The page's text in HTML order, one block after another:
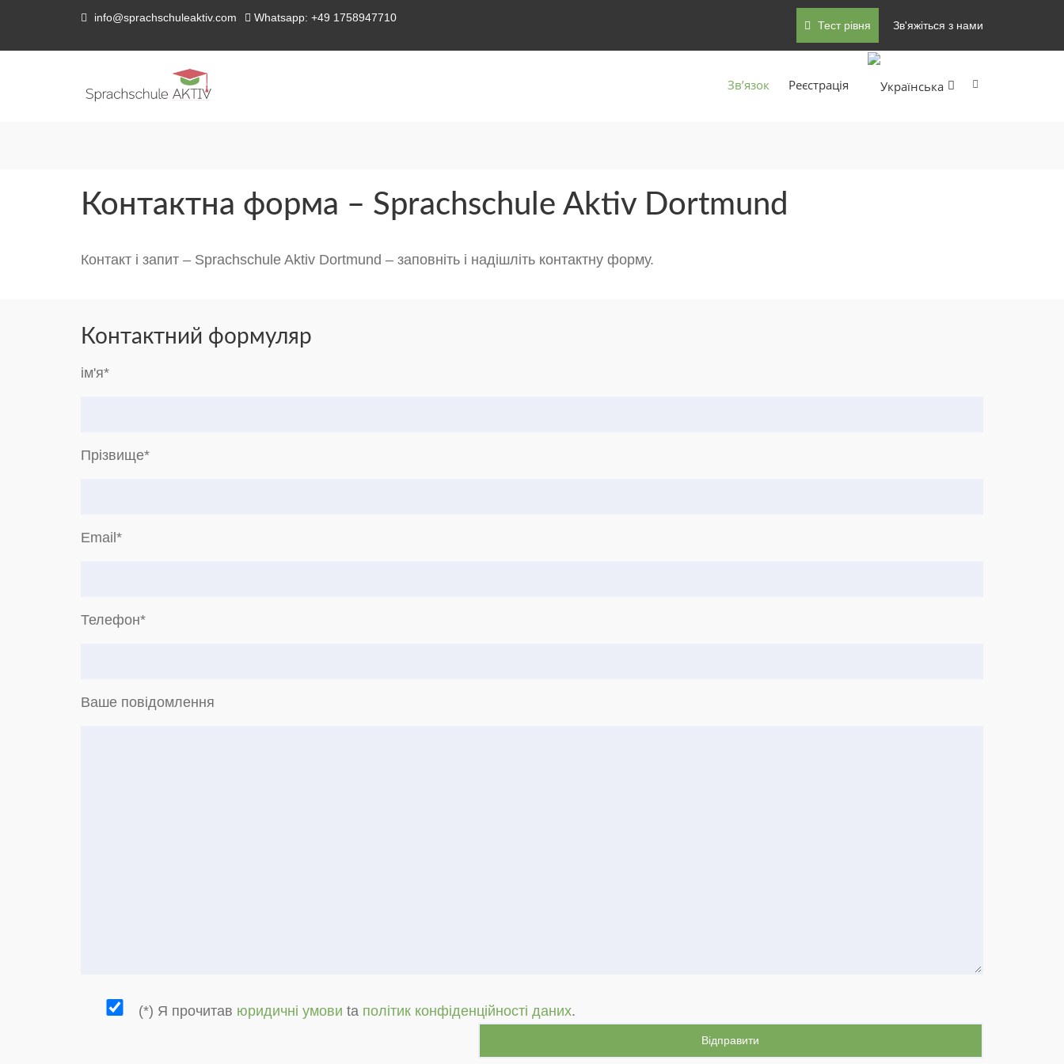
info@sprachschuleaktiv.com Whatsapp: +49 1758947710
Тест рівня Зв'яжіться з нами
Зв’язок Pеєстрація
Контактна форма – Sprachschule Aktiv Dortmund
Контакт і запит – Sprachschule Aktiv Dortmund – заповніть і надішліть контактну форму.
Контактний формуляр
ім'я*
Прізвище*
Email*
Телефон*
Ваше повідомлення
(*) Я прочитав юридичні умови ta політик конфіденційності даних.